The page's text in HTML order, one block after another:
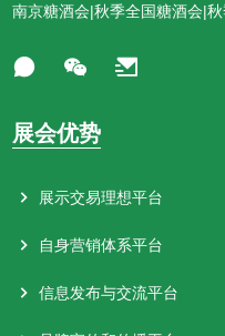
南京糖酒会|秋季全国糖酒会|
展会优势
展示交易理想平台
自身营销体系平台
信息发布与交流平台